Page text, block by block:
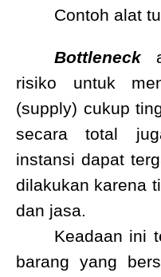
Contoh alat
Bottleneck
risiko untuk
(supply) cukup
secara total
instansi dapat
dilakukan karena
dan jasa.
Keadaan ini
barang yang